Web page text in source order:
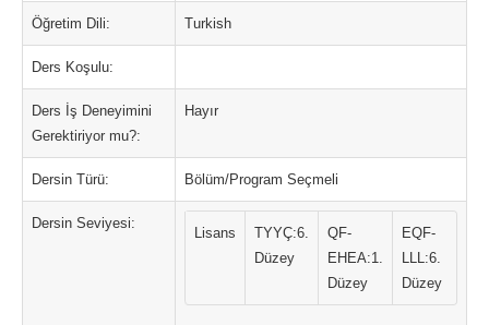
Öğretim Dili: Turkish
Ders Koşulu:
Ders İş Deneyimini
Gerektiriyor mu?:
Hayır
Dersin Türü: Bölüm/Program Seçmeli
Dersin Seviyesi:
Lisans
TYYÇ:6.
Düzey
QF-
EHEA:1.
Düzey
EQF-
LLL:6.
Düzey